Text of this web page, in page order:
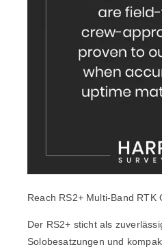
Reach RS2+ Multi-Band RTK
Der RS2+ sticht als
Solobesatzungen und